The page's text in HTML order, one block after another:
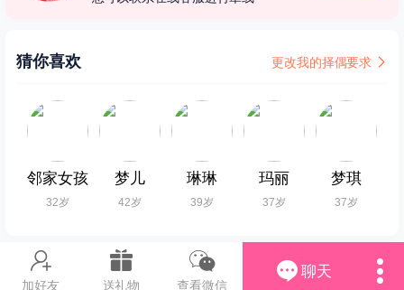
猜你喜欢 更改我的择偶要求
邻家女孩
32岁
梦儿
42岁
琳琳
39岁
玛丽
37岁
梦琪
37岁
加好友 送礼物 查看微信
聊天